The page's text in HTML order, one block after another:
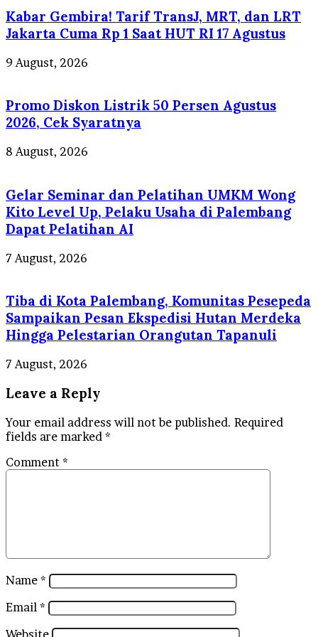
Kabar Gembira! Tarif TransJ, MRT, dan LRT
Jakarta Cuma Rp 1 Saat HUT RI 17 Agustus
9 August, 2026
Promo Diskon Listrik 50 Persen Agustus
2026, Cek Syaratnya
8 August, 2026
Gelar Seminar dan Pelatihan UMKM Wong
Kito Level Up, Pelaku Usaha di Palembang
Dapat Pelatihan AI
7 August, 2026
Tiba di Kota Palembang, Komunitas Pesepeda
Sampaikan Pesan Ekspedisi Hutan Merdeka
Hingga Pelestarian Orangutan Tapanuli
7 August, 2026
Leave a Reply
Your email address will not be published. Required
fields are marked *
Comment *
Name *
Email *
Website